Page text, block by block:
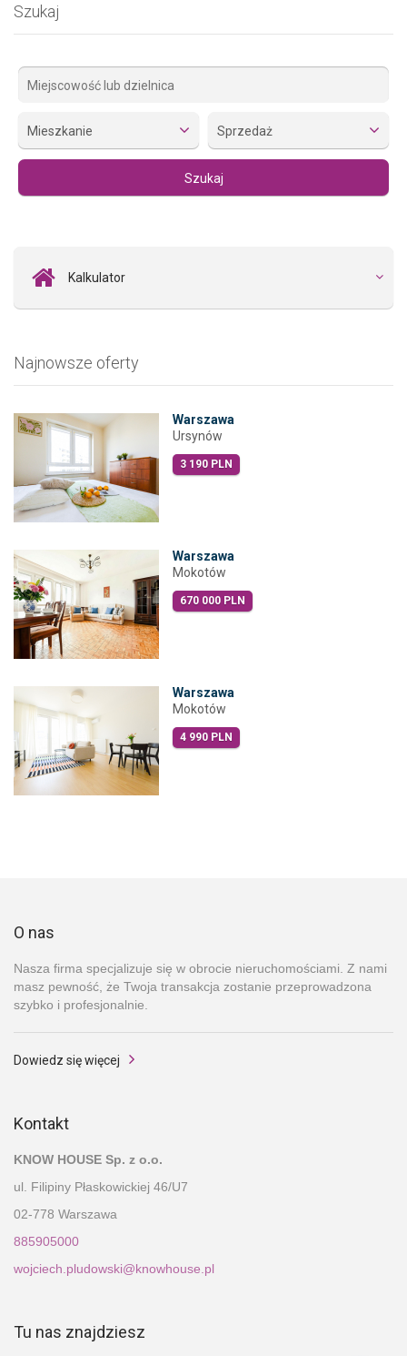
Szukaj
Mieszkanie Sprzedaż
Kalkulator
Najnowsze oferty
Warszawa
Ursynów
3 190 PLN
Warszawa
Mokotów
670 000 PLN
Warszawa
Mokotów
4 990 PLN
O nas
Nasza firma specjalizuje się w obrocie nieruchomościami. Z nami
masz pewność, że Twoja transakcja zostanie przeprowadzona
szybko i profesjonalnie.
Dowiedz się więcej
Kontakt
KNOW HOUSE Sp. z o.o.
ul. Filipiny Płaskowickiej 46/U7
02-778 Warszawa
885905000
wojciech.pludowski@knowhouse.pl
Tu nas znajdziesz